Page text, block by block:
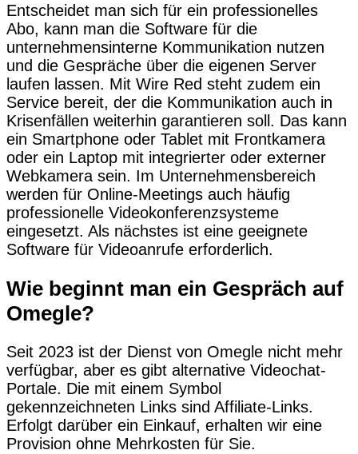
Entscheidet man sich für ein professionelles
Abo, kann man die Software für die
unternehmensinterne Kommunikation nutzen
und die Gespräche über die eigenen Server
laufen lassen. Mit Wire Red steht zudem ein
Service bereit, der die Kommunikation auch in
Krisenfällen weiterhin garantieren soll. Das kann
ein Smartphone oder Tablet mit Frontkamera
oder ein Laptop mit integrierter oder externer
Webkamera sein. Im Unternehmensbereich
werden für Online-Meetings auch häufig
professionelle Videokonferenzsysteme
eingesetzt. Als nächstes ist eine geeignete
Software für Videoanrufe erforderlich.
Wie beginnt man ein Gespräch auf
Omegle?
Seit 2023 ist der Dienst von Omegle nicht mehr
verfügbar, aber es gibt alternative Videochat-
Portale. Die mit einem Symbol
gekennzeichneten Links sind Affiliate-Links.
Erfolgt darüber ein Einkauf, erhalten wir eine
Provision ohne Mehrkosten für Sie.